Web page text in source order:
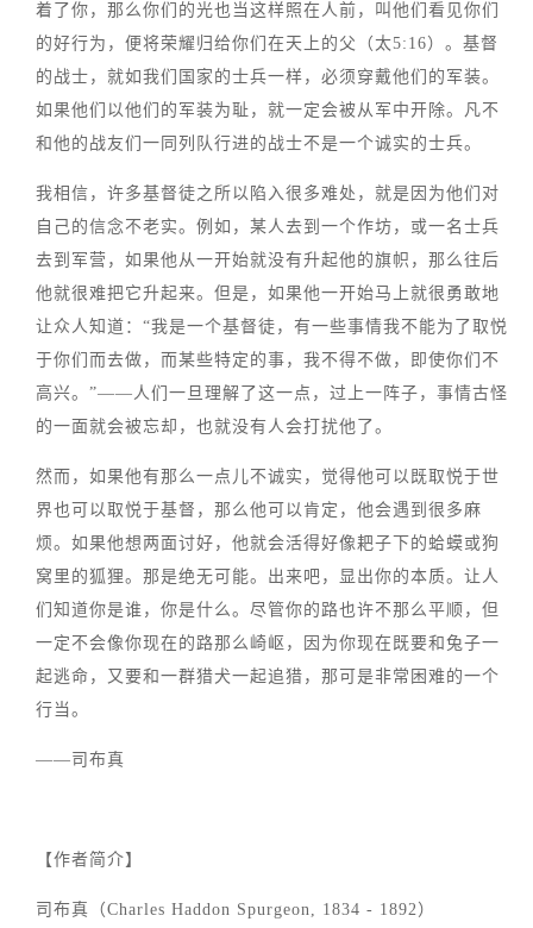
着了你，那么你们的光也当这样照在人前，叫他们看见你们
的好行为，便将荣耀归给你们在天上的父（太5:16）。基督
的战士，就如我们国家的士兵一样，必须穿戴他们的军装。
如果他们以他们的军装为耻，就一定会被从军中开除。凡不
和他的战友们一同列队行进的战士不是一个诚实的士兵。
我相信，许多基督徒之所以陷入很多难处，就是因为他们对
自己的信念不老实。例如，某人去到一个作坊，或一名士兵
去到军营，如果他从一开始就没有升起他的旗帜，那么往后
他就很难把它升起来。但是，如果他一开始马上就很勇敢地
让众人知道：“我是一个基督徒，有一些事情我不能为了取悦
于你们而去做，而某些特定的事，我不得不做，即使你们不
高兴。”——人们一旦理解了这一点，过上一阵子，事情古怪
的一面就会被忘却，也就没有人会打扰他了。
然而，如果他有那么一点儿不诚实，觉得他可以既取悦于世
界也可以取悦于基督，那么他可以肯定，他会遇到很多麻
烦。如果他想两面讨好，他就会活得好像耙子下的蛤蟆或狗
窝里的狐狸。那是绝无可能。出来吧，显出你的本质。让人
们知道你是谁，你是什么。尽管你的路也许不那么平顺，但
一定不会像你现在的路那么崎岖，因为你现在既要和兔子一
起逃命，又要和一群猎犬一起追猎，那可是非常困难的一个
行当。
——司布真
【作者简介】
司布真（Charles Haddon Spurgeon, 1834 - 1892）